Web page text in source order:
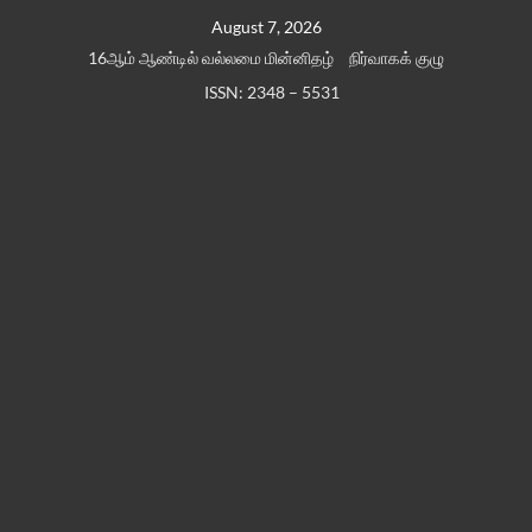
August 7, 2026
16ஆம் ஆண்டில் வல்லமை மின்னிதழ்
நிர்வாகக் குழு
ISSN: 2348 – 5531